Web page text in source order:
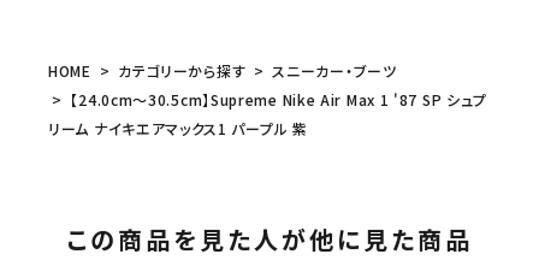
HOME カテゴリーから探す
スニーカー・ブーツ
【24.0cm～30.5cm】Supreme Nike Air Max 1 '87 SP シュプ
リーム ナイキエアマックス1 パープル 紫
この商品を見た人が他に見た商品